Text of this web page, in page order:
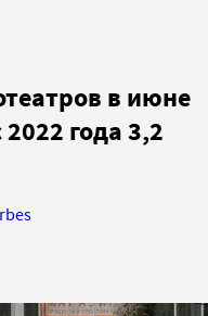
в июне
года 3,2